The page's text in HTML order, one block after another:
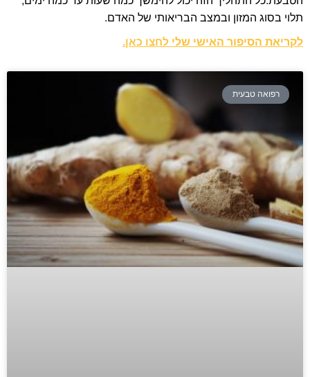
תלוי בסוג המזון ובמצב הבריאותי של האדם.
לקריאת הסיפור האישי שלי לחצו כאן.
רפואה טבעית